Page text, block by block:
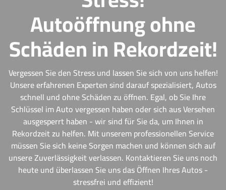
Autoöffnung ohne
Schäden in Rekordzeit!
Vergessen Sie den Stress und lassen Sie sich von uns helfen!
Unsere erfahrenen Experten sind darauf spezialisiert, Autos
schnell und ohne Schäden zu öffnen. Egal, ob Sie Ihre
Schlüssel im Auto vergessen haben oder sich aus Versehen
ausgesperrt haben - wir sind für Sie da, um Ihnen in
Rekordzeit zu helfen. Mit unserem professionellen Service
müssen Sie sich keine Sorgen machen und können sich auf
unsere Zuverlässigkeit verlassen. Kontaktieren Sie uns noch
heute und überlassen Sie uns das Öffnen Ihres Autos -
stressfrei und effizient!